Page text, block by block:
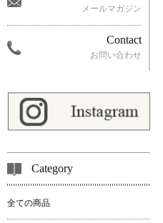
メールマガジン
Contact
お問い合わせ
Category
全ての商品